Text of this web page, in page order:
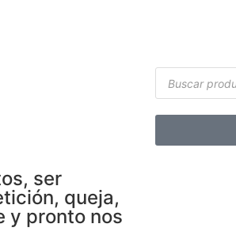
ser
queja,
y pronto nos